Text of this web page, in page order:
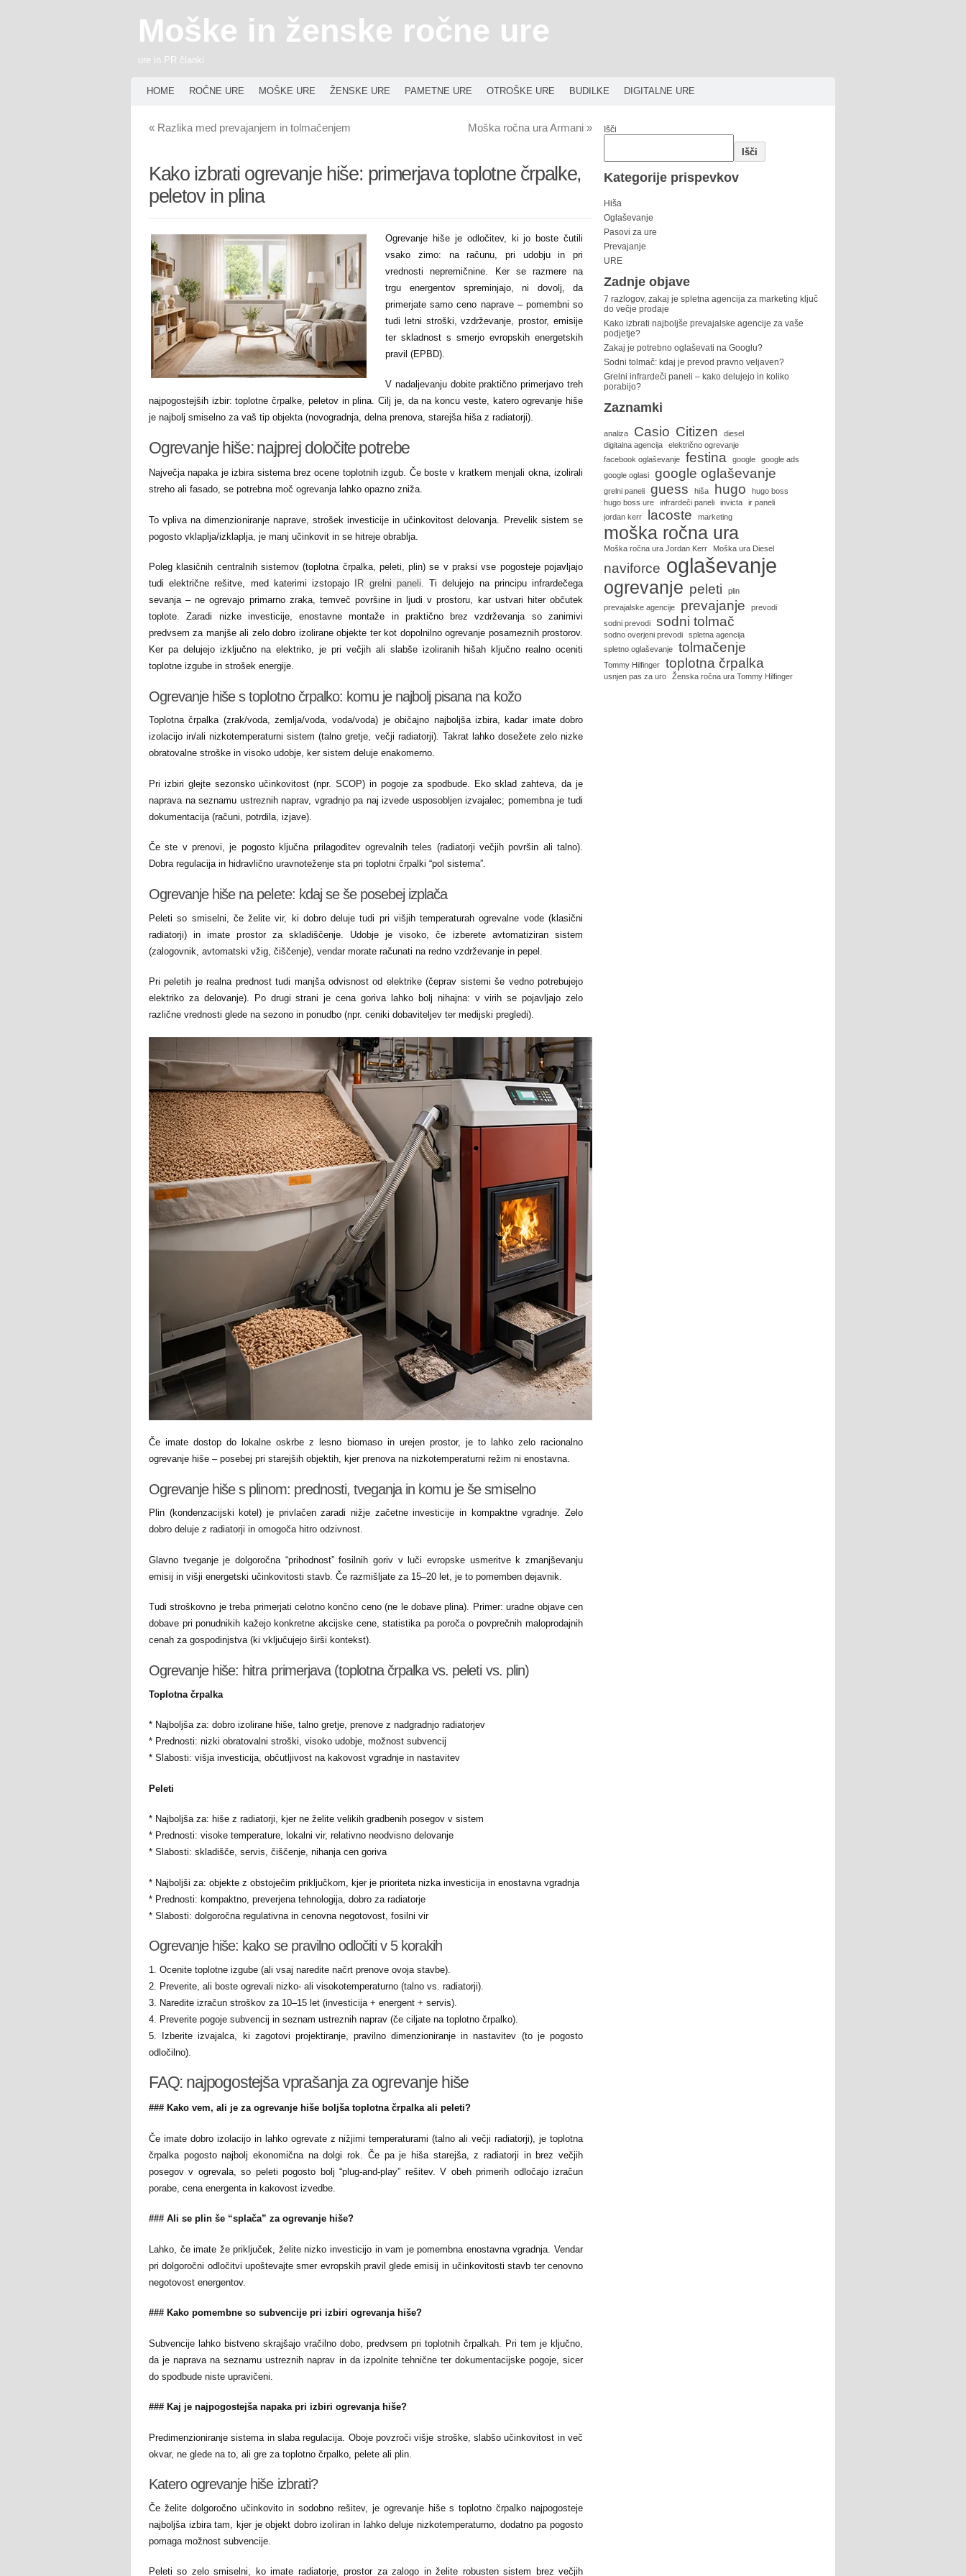
Moške in ženske ročne ure
ure in PR članki
HOME ROČNE URE MOŠKE URE ŽENSKE URE PAMETNE URE OTROŠKE URE BUDILKE DIGITALNE URE
« Razlika med prevajanjem in tolmačenjem Moška ročna ura Armani »
Kako izbrati ogrevanje hiše: primerjava toplotne črpalke,
peletov in plina
Ogrevanje hiše je odločitev, ki jo boste čutili
vsako zimo: na računu, pri udobju in pri
vrednosti nepremičnine. Ker se razmere na
trgu energentov spreminjajo, ni dovolj, da
primerjate samo ceno naprave – pomembni so
tudi letni stroški, vzdrževanje, prostor, emisije
ter skladnost s smerjo evropskih energetskih
pravil (EPBD).
V nadaljevanju dobite praktično primerjavo treh
najpogostejših izbir: toplotne črpalke, peletov in plina. Cilj je, da na koncu veste, katero ogrevanje hiše
je najbolj smiselno za vaš tip objekta (novogradnja, delna prenova, starejša hiša z radiatorji).
Ogrevanje hiše: najprej določite potrebe
Največja napaka je izbira sistema brez ocene toplotnih izgub. Če boste v kratkem menjali okna, izolirali
streho ali fasado, se potrebna moč ogrevanja lahko opazno zniža.
To vpliva na dimenzioniranje naprave, strošek investicije in učinkovitost delovanja. Prevelik sistem se
pogosto vklaplja/izklaplja, je manj učinkovit in se hitreje obrablja.
Poleg klasičnih centralnih sistemov (toplotna črpalka, peleti, plin) se v praksi vse pogosteje pojavljajo
tudi električne rešitve, med katerimi izstopajo
IR grelni paneli. Ti delujejo na principu infrardečega
sevanja – ne ogrevajo primarno zraka, temveč površine in ljudi v prostoru, kar ustvari hiter občutek
toplote. Zaradi nizke investicije, enostavne montaže in praktično brez vzdrževanja so zanimivi
predvsem za manjše ali zelo dobro izolirane objekte ter kot dopolnilno ogrevanje posameznih prostorov.
Ker pa delujejo izključno na elektriko, je pri večjih ali slabše izoliranih hišah ključno realno oceniti
toplotne izgube in strošek energije.
Ogrevanje hiše s toplotno črpalko: komu je najbolj pisana na kožo
Toplotna črpalka (zrak/voda, zemlja/voda, voda/voda) je običajno najboljša izbira, kadar imate dobro
izolacijo in/ali nizkotemperaturni sistem (talno gretje, večji radiatorji). Takrat lahko dosežete zelo nizke
obratovalne stroške in visoko udobje, ker sistem deluje enakomerno.
Pri izbiri glejte sezonsko učinkovitost (npr. SCOP) in pogoje za spodbude. Eko sklad zahteva, da je
naprava na seznamu ustreznih naprav, vgradnjo pa naj izvede usposobljen izvajalec; pomembna je tudi
dokumentacija (računi, potrdila, izjave).
Če ste v prenovi, je pogosto ključna prilagoditev ogrevalnih teles (radiatorji večjih površin ali talno).
Dobra regulacija in hidravlično uravnoteženje sta pri toplotni črpalki “pol sistema”.
Ogrevanje hiše na pelete: kdaj se še posebej izplača
Peleti so smiselni, če želite vir, ki dobro deluje tudi pri višjih temperaturah ogrevalne vode (klasični
radiatorji) in imate prostor za skladiščenje. Udobje je visoko, če izberete avtomatiziran sistem
(zalogovnik, avtomatski vžig, čiščenje), vendar morate računati na redno vzdrževanje in pepel.
Pri peletih je realna prednost tudi manjša odvisnost od elektrike (čeprav sistemi še vedno potrebujejo
elektriko za delovanje). Po drugi strani je cena goriva lahko bolj nihajna: v virih se pojavljajo zelo
različne vrednosti glede na sezono in ponudbo (npr. ceniki dobaviteljev ter medijski pregledi).
Če imate dostop do lokalne oskrbe z lesno biomaso in urejen prostor, je to lahko zelo racionalno
ogrevanje hiše – posebej pri starejših objektih, kjer prenova na nizkotemperaturni režim ni enostavna.
Ogrevanje hiše s plinom: prednosti, tveganja in komu je še smiselno
Plin (kondenzacijski kotel) je privlačen zaradi nižje začetne investicije in kompaktne vgradnje. Zelo
dobro deluje z radiatorji in omogoča hitro odzivnost.
Glavno tveganje je dolgoročna “prihodnost” fosilnih goriv v luči evropske usmeritve k zmanjševanju
emisij in višji energetski učinkovitosti stavb. Če razmišljate za 15–20 let, je to pomemben dejavnik.
Tudi stroškovno je treba primerjati celotno končno ceno (ne le dobave plina). Primer: uradne objave cen
dobave pri ponudnikih kažejo konkretne akcijske cene, statistika pa poroča o povprečnih maloprodajnih
cenah za gospodinjstva (ki vključujejo širši kontekst).
Ogrevanje hiše: hitra primerjava (toplotna črpalka vs. peleti vs. plin)
Toplotna črpalka
* Najboljša za: dobro izolirane hiše, talno gretje, prenove z nadgradnjo radiatorjev
* Prednosti: nizki obratovalni stroški, visoko udobje, možnost subvencij
* Slabosti: višja investicija, občutljivost na kakovost vgradnje in nastavitev
Peleti
* Najboljša za: hiše z radiatorji, kjer ne želite velikih gradbenih posegov v sistem
* Prednosti: visoke temperature, lokalni vir, relativno neodvisno delovanje
* Slabosti: skladišče, servis, čiščenje, nihanja cen goriva
* Najboljši za: objekte z obstoječim priključkom, kjer je prioriteta nizka investicija in enostavna vgradnja
* Prednosti: kompaktno, preverjena tehnologija, dobro za radiatorje
* Slabosti: dolgoročna regulativna in cenovna negotovost, fosilni vir
Ogrevanje hiše: kako se pravilno odločiti v 5 korakih
1. Ocenite toplotne izgube (ali vsaj naredite načrt prenove ovoja stavbe).
2. Preverite, ali boste ogrevali nizko- ali visokotemperaturno (talno vs. radiatorji).
3. Naredite izračun stroškov za 10–15 let (investicija + energent + servis).
4. Preverite pogoje subvencij in seznam ustreznih naprav (če ciljate na toplotno črpalko).
5. Izberite izvajalca, ki zagotovi projektiranje, pravilno dimenzioniranje in nastavitev (to je pogosto
odločilno).
FAQ: najpogostejša vprašanja za ogrevanje hiše
### Kako vem, ali je za ogrevanje hiše boljša toplotna črpalka ali peleti?
Če imate dobro izolacijo in lahko ogrevate z nižjimi temperaturami (talno ali večji radiatorji), je toplotna
črpalka pogosto najbolj ekonomična na dolgi rok. Če pa je hiša starejša, z radiatorji in brez večjih
posegov v ogrevala, so peleti pogosto bolj “plug-and-play” rešitev. V obeh primerih odločajo izračun
porabe, cena energenta in kakovost izvedbe.
### Ali se plin še “splača” za ogrevanje hiše?
Lahko, če imate že priključek, želite nizko investicijo in vam je pomembna enostavna vgradnja. Vendar
pri dolgoročni odločitvi upoštevajte smer evropskih pravil glede emisij in učinkovitosti stavb ter cenovno
negotovost energentov.
### Kako pomembne so subvencije pri izbiri ogrevanja hiše?
Subvencije lahko bistveno skrajšajo vračilno dobo, predvsem pri toplotnih črpalkah. Pri tem je ključno,
da je naprava na seznamu ustreznih naprav in da izpolnite tehnične ter dokumentacijske pogoje, sicer
do spodbude niste upravičeni.
### Kaj je najpogostejša napaka pri izbiri ogrevanja hiše?
Predimenzioniranje sistema in slaba regulacija. Oboje povzroči višje stroške, slabšo učinkovitost in več
okvar, ne glede na to, ali gre za toplotno črpalko, pelete ali plin.
Katero ogrevanje hiše izbrati?
Če želite dolgoročno učinkovito in sodobno rešitev, je ogrevanje hiše s toplotno črpalko najpogosteje
najboljša izbira tam, kjer je objekt dobro izoliran in lahko deluje nizkotemperaturno, dodatno pa pogosto
pomaga možnost subvencije.
Peleti so zelo smiselni, ko imate radiatorje, prostor za zalogo in želite robusten sistem brez večjih
Išči
Išči
Kategorije prispevkov
Hiša
Oglaševanje
Pasovi za ure
Prevajanje
URE
Zadnje objave
7 razlogov, zakaj je spletna agencija za marketing ključ
do večje prodaje
Kako izbrati najboljše prevajalske agencije za vaše
podjetje?
Zakaj je potrebno oglaševati na Googlu?
Sodni tolmač: kdaj je prevod pravno veljaven?
Grelni infrardeči paneli – kako delujejo in koliko
porabijo?
Zaznamki
analiza Casio Citizen
diesel
digitalna agencija
električno ogrevanje
facebook oglaševanje
festina google
google ads
google oglasi
google oglaševanje
grelni paneli guess hiša hugo
hugo boss
hugo boss ure
infrardeči paneli invicta
ir paneli
jordan kerr
lacoste marketing
moška ročna ura
Moška ročna ura Jordan Kerr Moška ura Diesel
naviforce oglaševanje
ogrevanje peleti
plin
prevajalske agencije
prevajanje
prevodi
sodni prevodi
sodni tolmač
sodno overjeni prevodi
spletna agencija
spletno oglaševanje
tolmačenje
Tommy Hilfinger toplotna črpalka
usnjen pas za uro Ženska ročna ura Tommy Hilfinger